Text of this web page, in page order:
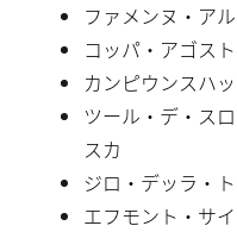
ファメンヌ・ア
コッパ・アゴス
カンピウンスハ
ツール・デ・ス
スカ
ジロ・デッラ・
エフモント・サ